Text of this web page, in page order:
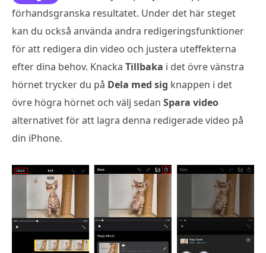
förhandsgranska resultatet. Under det här steget
kan du också använda andra redigeringsfunktioner
för att redigera din video och justera uteffekterna
efter dina behov. Knacka Tillbaka i det övre vänstra
hörnet trycker du på Dela med sig knappen i det
övre högra hörnet och välj sedan Spara video
alternativet för att lagra denna redigerade video på
din iPhone.